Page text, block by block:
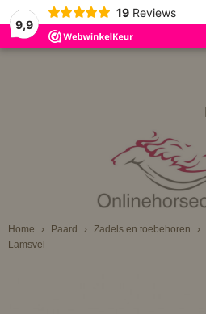
9,9
19 Reviews
Home › Paard › Zadels en toebehoren ›
Lamsvel